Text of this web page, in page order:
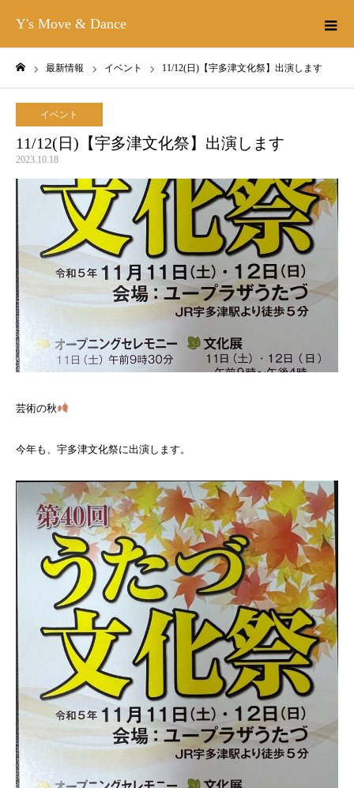
Y's Move & Dance
最新情報 イベント 11/12(日)【宇多津文化祭】出演します
イベント
11/12(日)【宇多津文化祭】出演します
2023.10.18
芸術の秋
今年も、宇多津文化祭に出演します。